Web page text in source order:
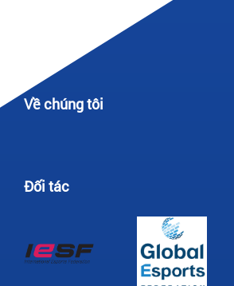
Về chúng tôi
Đối tác